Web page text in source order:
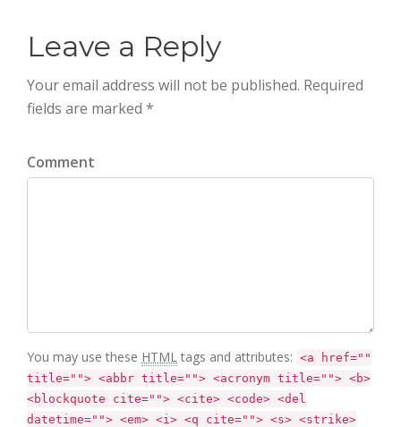
Leave a Reply
Your email address will not be published. Required
fields are marked *
Comment
You may use these HTML tags and attributes: <a href=""
title=""> <abbr title=""> <acronym title=""> <b>
<blockquote cite=""> <cite> <code> <del
datetime=""> <em> <i> <q cite=""> <s> <strike>